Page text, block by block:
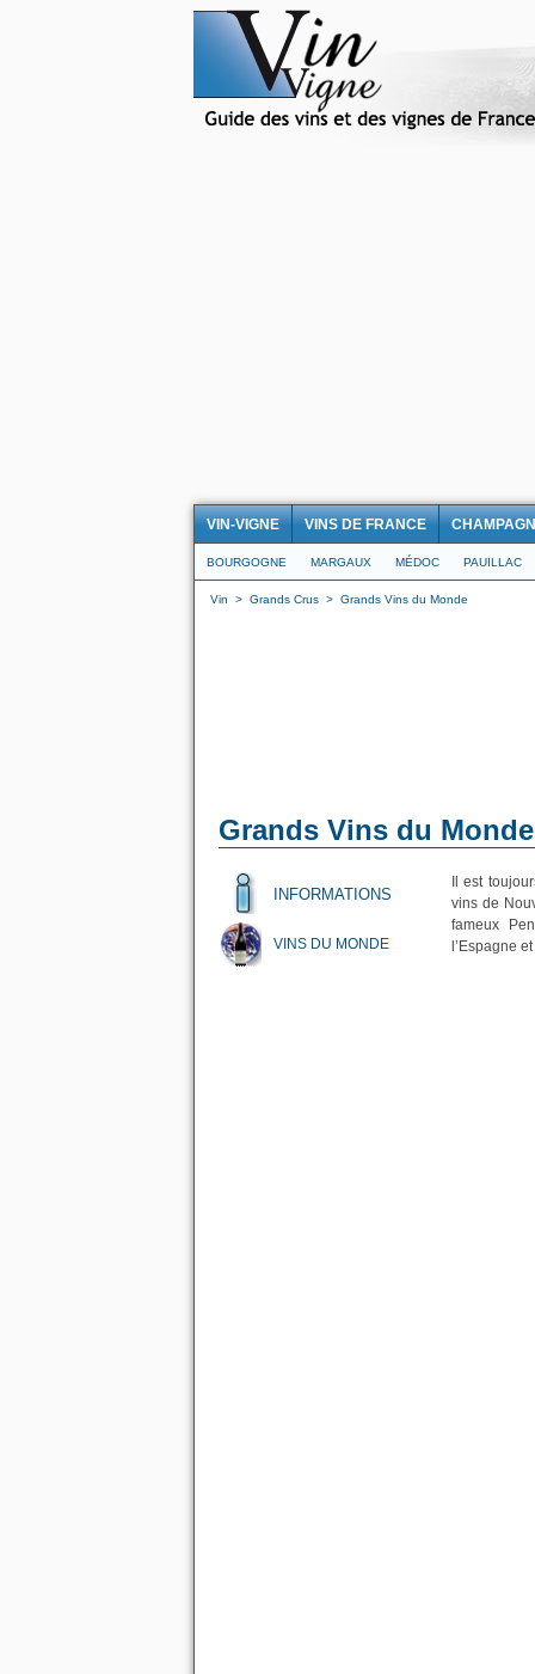
VIN-VIGNE VINS DE FRANCE
BOURGOGNE MARGAUX MÉDOC PAUILLAC
Vin > Grands Crus > Grands Vins du Monde
Grands Vins du Monde
INFORMATIONS
VINS DU MONDE
Il est
vins de
fameux
l’Espagne